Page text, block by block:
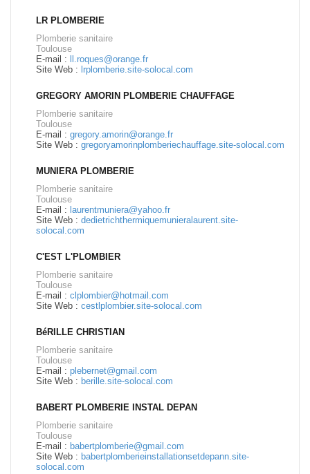
LR PLOMBERIE
Plomberie sanitaire
Toulouse
E-mail :
ll.roques@orange.fr
Site Web : lrplomberie.site-solocal.com
GREGORY AMORIN PLOMBERIE CHAUFFAGE
Plomberie sanitaire
Toulouse
E-mail : gregory.amorin@orange.fr
Site Web : gregoryamorinplomberiechauffage.site-solocal.com
MUNIERA PLOMBERIE
Plomberie sanitaire
Toulouse
E-mail : laurentmuniera@yahoo.fr
Site Web : dedietrichthermiquemunieralaurent.site-
solocal.com
C'EST L'PLOMBIER
Plomberie sanitaire
Toulouse
E-mail : clplombier@hotmail.com
Site Web : cestlplombier.site-solocal.com
BéRILLE CHRISTIAN
Plomberie sanitaire
Toulouse
E-mail : plebernet@gmail.com
Site Web : berille.site-solocal.com
BABERT PLOMBERIE INSTAL DEPAN
Plomberie sanitaire
Toulouse
E-mail : babertplomberie@gmail.com
Site Web : babertplomberieinstallationsetdepann.site-
solocal.com